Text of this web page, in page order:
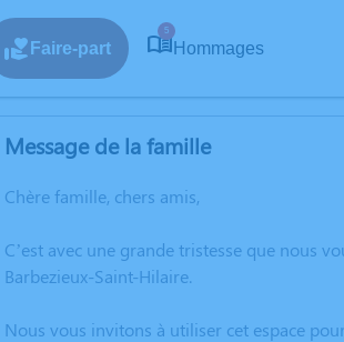
Faire-part
5
Hommages
Message de la famille
Chère famille, chers amis,
C’est avec une grande tristesse que nous
Barbezieux-Saint-Hilaire.
Nous vous invitons à utiliser cet espace